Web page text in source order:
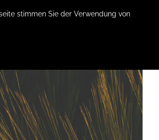
stimmen Sie der Verwendung von